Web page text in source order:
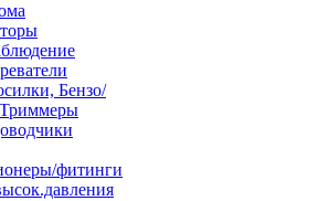
Бензо/
фитинги